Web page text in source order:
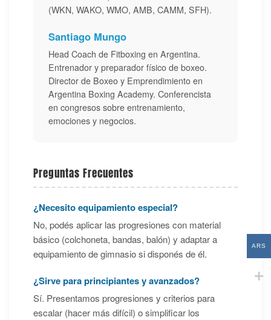
(WKN, WAKO, WMO, AMB, CAMM, SFH).
Santiago Mungo
Head Coach de Fitboxing en Argentina.
Entrenador y preparador físico de boxeo.
Director de Boxeo y Emprendimiento en
Argentina Boxing Academy. Conferencista
en congresos sobre entrenamiento,
emociones y negocios.
Preguntas Frecuentes
¿Necesito equipamiento especial?
No, podés aplicar las progresiones con material
básico (colchoneta, bandas, balón) y adaptar a
equipamiento de gimnasio si disponés de él.
¿Sirve para principiantes y avanzados?
Sí. Presentamos progresiones y criterios para
escalar (hacer más difícil) o simplificar los
ARS